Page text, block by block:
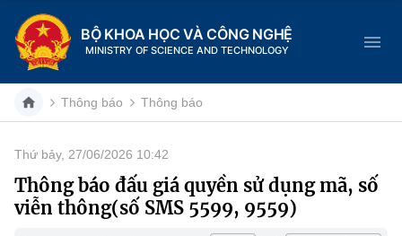
BỘ KHOA HỌC VÀ CÔNG NGHỆ
MINISTRY OF SCIENCE AND TECHNOLOGY
Danh mục
Trang chủ
Thông báo Thông báo
Thứ bảy, 27/06/2026 10:42
Thông báo đấu giá quyền sử dụng mã, số
viễn thông(số SMS 5599, 9559)